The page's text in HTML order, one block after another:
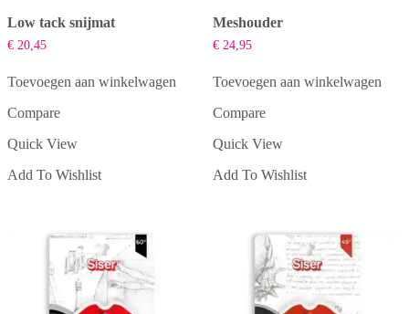
Low tack snijmat
€ 20,45
Toevoegen aan winkelwagen
Compare
Quick View
Add To Wishlist
Meshouder
€24,95
Toevoegen aan winkelwagen
Compare
Quick View
Add To Wishlist